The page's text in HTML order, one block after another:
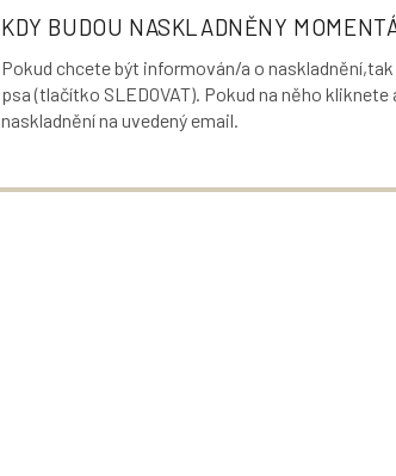
KDY BUDOU NASKLADNĚNY
Pokud chcete být informován/a o
psa (tlačítko SLEDOVAT). Pokud na něho
naskladnění na uvedený email.